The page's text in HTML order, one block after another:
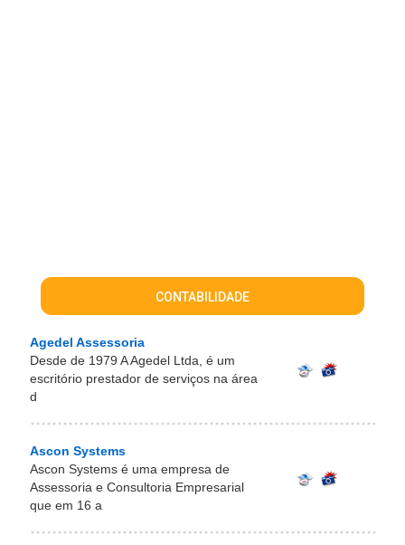
CONTABILIDADE
Agedel Assessoria
Desde de 1979 A Agedel Ltda, é um
escritório prestador de serviços na área
d
Ascon Systems
Ascon Systems é uma empresa de
Assessoria e Consultoria Empresarial
que em 16 a